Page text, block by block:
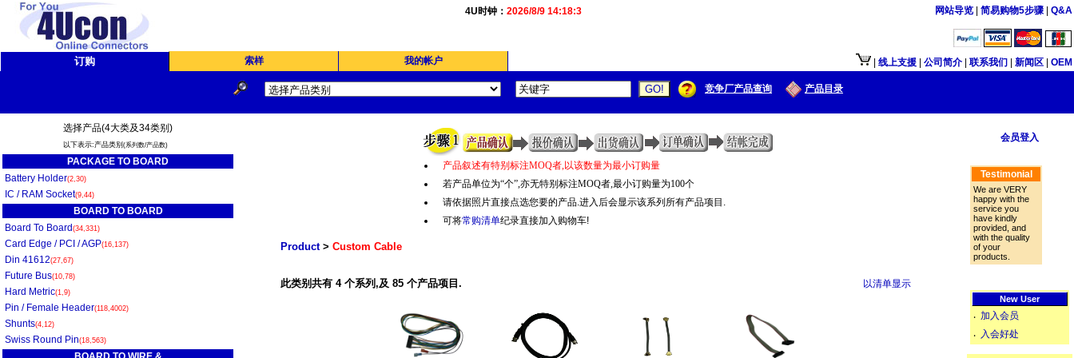
4U时钟： 2026/8/9 14:18:3 网站导览 简易购物5步骤 Q&A
订购 索样 我的帐户 线上支援 公司简介 联系我们 新闻区 OEM
竞争厂产品查询 产品目录
选择产品(4大类及34类别)
以下表示:产品类别 (系列数/产品数)
PACKAGE TO BOARD
Battery Holder(2,30)
IC / RAM Socket(9,44)
BOARD TO BOARD
Board To Board (34,331)
Card Edge / PCI / AGP(16,137)
Din 41612(27,67)
Future Bus(10,78)
Hard Metric(1,9)
Pin / Female Header(118,4002)
Shunts(4,12)
Swiss Round Pin(18,563)
产品叙述有特别标注MOQ者,以该数量为最小订购量
若产品单位为“个”,亦无特别标注MOQ者,最小订购量为100个
请依据照片直接点选您要的产品.进入后会显示该系列所有产品项目.
可将常购清单纪录直接加入购物车!
Product> Custom Cable
此类别共有 4 个系列,及 85 个产品项目. 以清单显示
会员登入
Testimonial
We are VERY
happy with the
service you
have kindly
provided, and
with the quality
of your
products.
New User
‧ 加入会员
‧ 入会好处